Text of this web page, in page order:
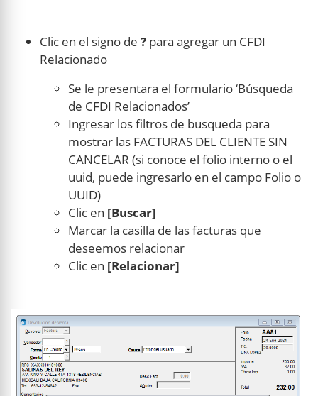
Clic en el signo de ? para agregar un CFDI
Relacionado
Se le presentara el formulario ‘Búsqueda
de CFDI Relacionados’
Ingresar los filtros de busqueda para
mostrar las FACTURAS DEL CLIENTE SIN
CANCELAR (si conoce el folio interno o el
uuid, puede ingresarlo en el campo Folio o
UUID)
Clic en [Buscar]
Marcar la casilla de las facturas que
deseemos relacionar
Clic en [Relacionar]